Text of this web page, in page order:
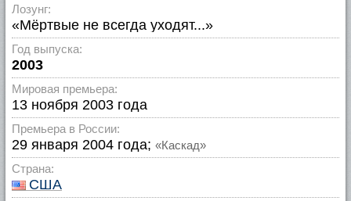
Лозунг:
«Мёртвые не всегда уходят...»
Год выпуска:
2003
Мировая премьера:
13 ноября 2003 года
Премьера в России:
29 января 2004 года; «Каскад»
Страна:
США